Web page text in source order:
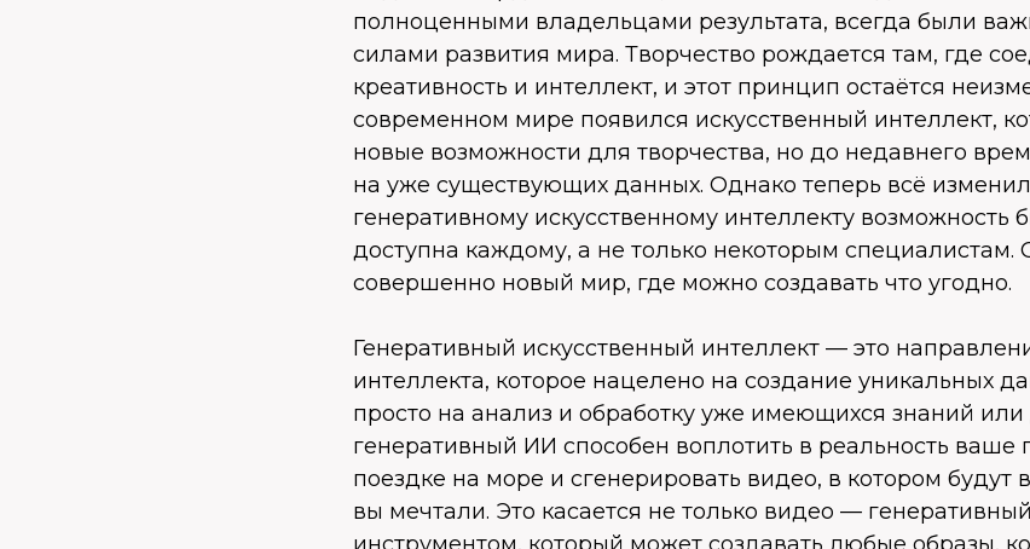
полноценными владельцами результата, всегда были
силами развития мира. Творчество рождается там, где
креативность и интеллект, и этот принцип остаётся
современном мире появился искусственный интеллект,
новые возможности для творчества, но до недавнего
на уже существующих данных. Однако теперь всё
генеративному искусственному интеллекту возможность
доступна каждому, а не только некоторым специалистам.
совершенно новый мир, где можно создавать что угодно.
Генеративный искусственный интеллект — это
интеллекта, которое нацелено на создание уникальных
просто на анализ и обработку уже имеющихся знаний
генеративный ИИ способен воплотить в реальность ваше
поездке на море и сгенерировать видео, в котором будут
вы мечтали. Это касается не только видео —